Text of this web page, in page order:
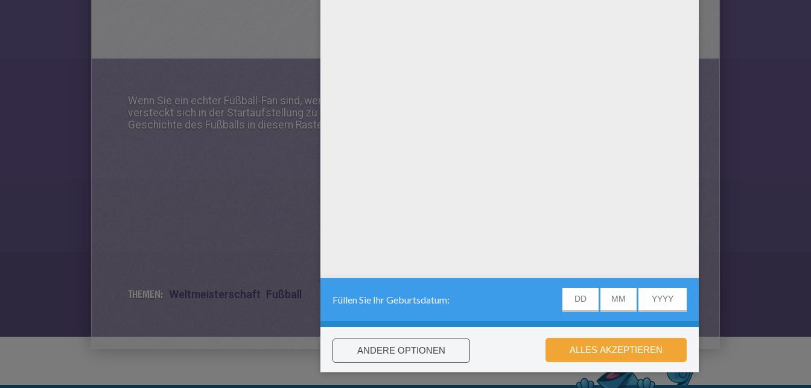
Wenn Sie ein echter Fußball-Fan sind, werden Sie keine Schwierigkeiten haben, die Namen der legendäre Spieler
versteckt sich in der Startaufstellung zu haben! Zidane, Neymar, Messi, Ronaldo und all die besten Spieler in der
Geschichte des Fußballs in diesem Raster angezeigt: Jetzt bist du dran!!
THEMEN: Weltmeisterschaft Fußball